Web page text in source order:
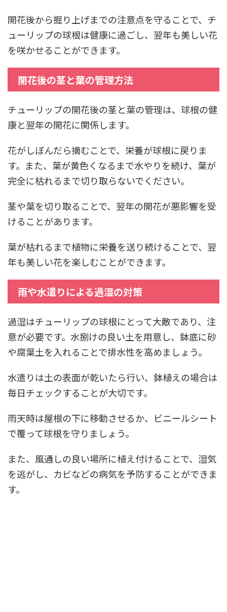
開花後から掘り上げまでの注意点を守ることで、チ
ューリップの球根は健康に過ごし、翌年も美しい花
を咲かせることができます。
開花後の茎と葉の管理方法
チューリップの開花後の茎と葉の管理は、球根の健
康と翌年の開花に関係します。
花がしぼんだら摘むことで、栄養が球根に戻りま
す。また、葉が黄色くなるまで水やりを続け、葉が
完全に枯れるまで切り取らないでください。
茎や葉を切り取ることで、翌年の開花が悪影響を受
けることがあります。
葉が枯れるまで植物に栄養を送り続けることで、翌
年も美しい花を楽しむことができます。
雨や水遣りによる過湿の対策
過湿はチューリップの球根にとって大敵であり、注
意が必要です。水捌けの良い土を用意し、鉢底に砂
や腐葉土を入れることで排水性を高めましょう。
水遣りは土の表面が乾いたら行い、鉢植えの場合は
毎日チェックすることが大切です。
雨天時は屋根の下に移動させるか、ビニールシート
で覆って球根を守りましょう。
また、風通しの良い場所に植え付けることで、湿気
を逃がし、カビなどの病気を予防することができま
す。